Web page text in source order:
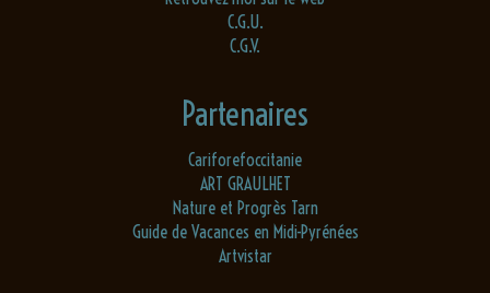
C.G.U.
C.G.V.
Partenaires
Cariforefoccitanie
ART GRAULHET
Nature et Progrès Tarn
Guide de Vacances en Midi-Pyrénées
Artvistar